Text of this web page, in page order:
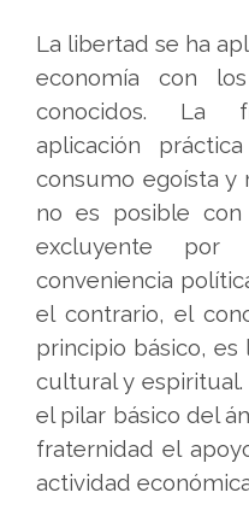
La libertad se ha
economía con
conocidos. La
aplicación
consumo egoísta y
no es posible
excluyente por
conveniencia
el contrario, el
principio básico,
cultural y
el pilar básico del
fraternidad el
actividad